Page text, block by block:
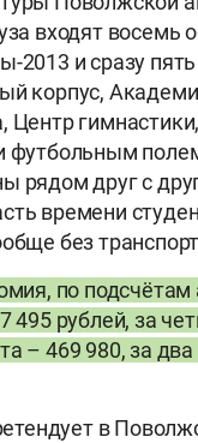
входят восемь
2013 и сразу
корпус,
Центр
футбольным
рядом друг с
времени
без
по
495 рублей, за
– 469 980, за
в